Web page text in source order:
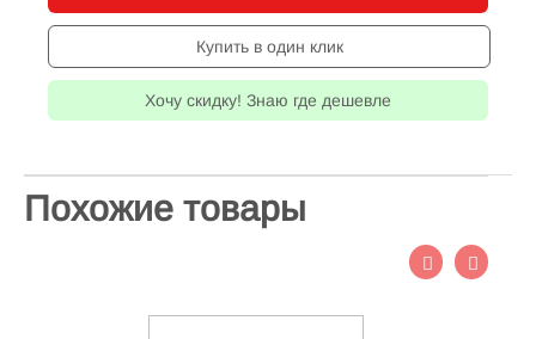
Купить в один клик
Хочу скидку! Знаю где дешевле
Похожие товары